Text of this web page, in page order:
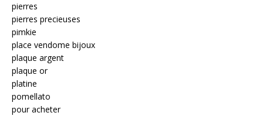
pierres
pierres precieuses
pimkie
place vendome bijoux
plaque argent
plaque or
platine
pomellato
pour acheter